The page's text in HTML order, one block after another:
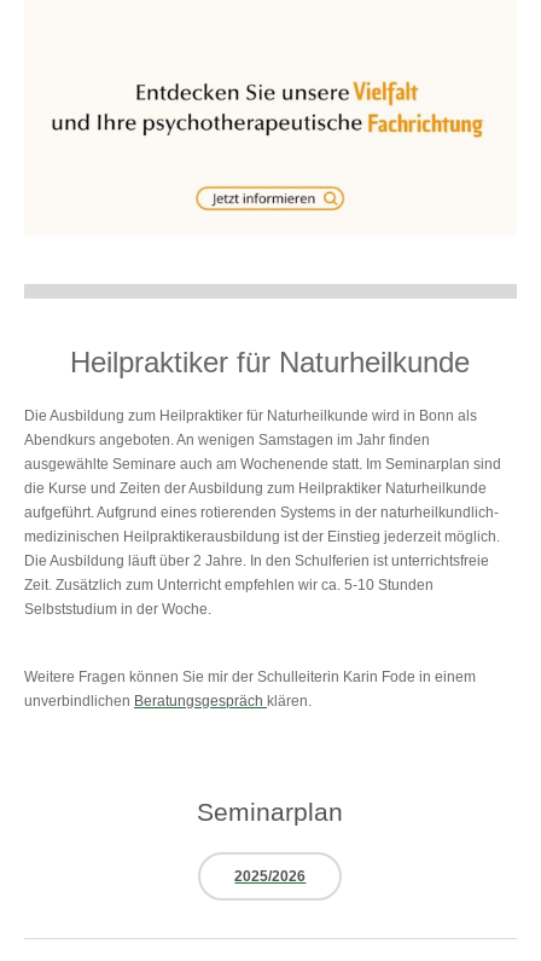
Heilpraktiker für Naturheilkunde
Die Ausbildung zum Heilpraktiker für Naturheilkunde wird in Bonn als
Abendkurs angeboten. An wenigen Samstagen im Jahr finden
ausgewählte Seminare auch am Wochenende statt. Im Seminarplan sind
die Kurse und Zeiten der Ausbildung zum Heilpraktiker Naturheilkunde
aufgeführt. Aufgrund eines rotierenden Systems in der naturheilkundlich-
medizinischen Heilpraktikerausbildung ist der Einstieg jederzeit möglich.
Die Ausbildung läuft über 2 Jahre. In den Schulferien ist unterrichtsfreie
Zeit. Zusätzlich zum Unterricht empfehlen wir ca. 5-10 Stunden
Selbststudium in der Woche.
Weitere Fragen können Sie mir der Schulleiterin Karin Fode in einem
unverbindlichen Beratungsgesprächklären.
Seminarplan
2025/2026